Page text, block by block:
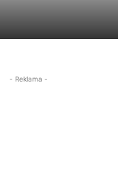
- Reklama -